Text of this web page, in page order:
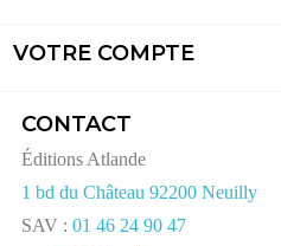
VOTRE COMPTE
CONTACT
Éditions Atlande
1 bd du Château 92200 Neuilly
SAV : 01 46 24 90 47